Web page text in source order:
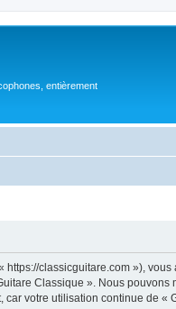
entièrement
classicguitare.com »),
Classique ». Nous
votre utilisation continue de «